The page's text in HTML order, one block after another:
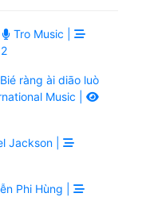
Tro Music |
ràng ài diāo luò
Music |
Jackson |
Phi Hùng |